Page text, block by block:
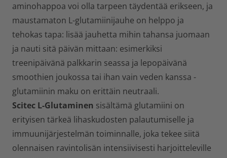
aminohappoa voi olla tarpeen täydentää erikseen, ja
maustamaton L-glutamiinijauhe on helppo ja
tehokas tapa: lisää jauhetta mihin tahansa juomaan
ja nauti sitä päivän mittaan: esimerkiksi
treenipäivänä palkkarin seassa ja lepopäivänä
smoothien joukossa tai ihan vain veden kanssa -
glutamiinin maku on erittäin neutraali.
Scitec L-Glutaminen sisältämä glutamiini on
erityisen tärkeä lihaskudosten palautumiselle ja
immuunijärjestelmän toiminnalle, joka tekee siitä
olennaisen ravintolisän intensiivisesti harjoitteleville